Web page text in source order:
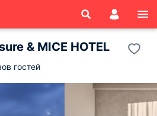
& MICE HOTEL
гостей